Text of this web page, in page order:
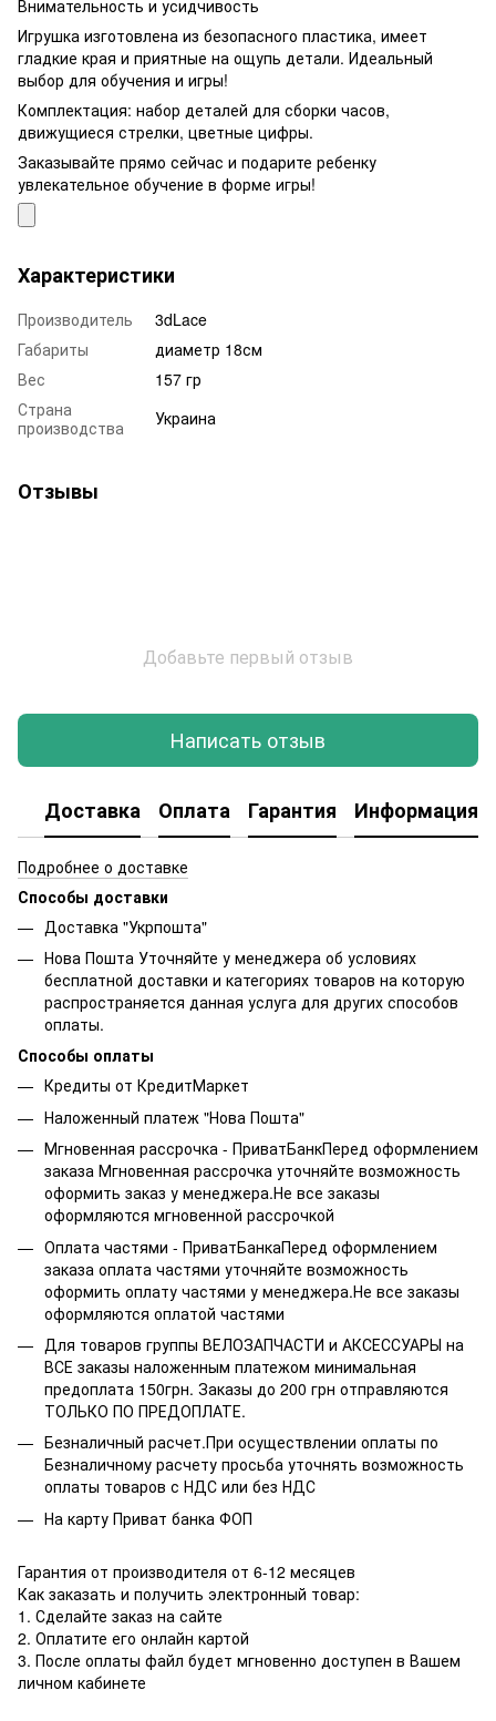
Внимательность и усидчивость
Игрушка изготовлена ​​из безопасного пластика, имеет
гладкие края и приятные на ощупь детали. Идеальный
выбор для обучения и игры!
Комплектация: набор деталей для сборки часов,
движущиеся стрелки, цветные цифры.
Заказывайте прямо сейчас и подарите ребенку
увлекательное обучение в форме игры!
Характеристики
Производитель
3dLace
Габариты
диаметр 18см
Вес
157 гр
Страна
производства
Украина
Отзывы
Добавьте первый отзыв
Написать отзыв
Доставка Оплата Гарантия Информация
Подробнее о доставке
Способы доставки
Доставка "Укрпошта"
Нова Пошта Уточняйте у менеджера об условиях
бесплатной доставки и категориях товаров на которую
распространяется данная услуга для других способов
оплаты.
Способы оплаты
Кредиты от КредитМаркет
Наложенный платеж "Нова Пошта"
Мгновенная рассрочка - ПриватБанкПеред оформлением
заказа Мгновенная рассрочка уточняйте возможность
оформить заказ у менеджера.Не все заказы
оформляются мгновенной рассрочкой
Оплата частями - ПриватБанкаПеред оформлением
заказа оплата частями уточняйте возможность
оформить оплату частями у менеджера.Не все заказы
оформляются оплатой частями
Для товаров группы ВЕЛОЗАПЧАСТИ и АКСЕССУАРЫ на
ВСЕ заказы наложенным платежом минимальная
предоплата 150грн. Заказы до 200 грн отправляются
ТОЛЬКО ПО ПРЕДОПЛАТЕ.
Безналичный расчет.При осуществлении оплаты по
Безналичному расчету просьба уточнять возможность
оплаты товаров с НДС или без НДС
На карту Приват банка ФОП
Гарантия от производителя от 6-12 месяцев
Как заказать и получить электронный товар:
1. Сделайте заказ на сайте
2. Оплатите его онлайн картой
3. После оплаты файл будет мгновенно доступен в Вашем
личном кабинете